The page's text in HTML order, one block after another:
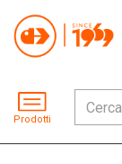
Prodotti